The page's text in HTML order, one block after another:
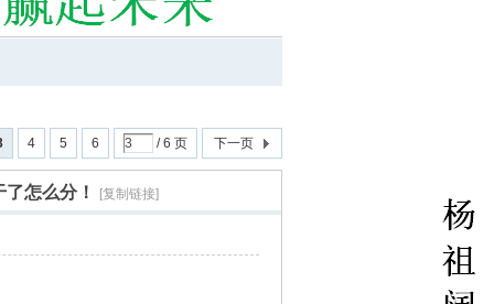
4 5 6 / 6 页 下一页
怎么分！ [复制链接]